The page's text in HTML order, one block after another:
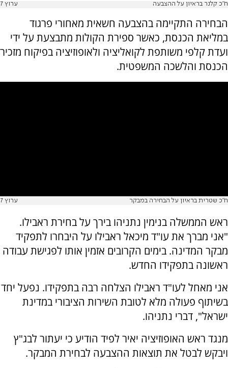
ח"כ קלנר בראיון על ההצבעה ערוץ 7
הבחירה התקיימה בהצבעה חשאית מאחורי פרגוד
במליאת הכנסת, כאשר ספירת הקולות מתבצעת על ידי
ועדת קלפי משותפת לקואליציה ולאופוזיציה בפיקוח מזכיר
הכנסת והלשכה המשפטית.
ח"כ שטרית בראיון על הבחירה במבקר ערוץ 7
ראש הממשלה בנימין נתניהו בירך על בחירת ראבילו.
"אני מברך את עו"ד מיכאל ראבילו על היבחרו לתפקיד
מבקר המדינה. בימים הקרובים אזמין אותו לפגישת עבודה
ראשונה בתפקידו החדש.
אני מאחל לעו"ד ראבילו הצלחה רבה בתפקידו. נפעל יחד
בשיתוף פעולה מלא לטובת השירות הציבורי במדינת
ישראל", דברי נתניהו.
מנגד ראש האופוזיציה יאיר לפיד הודיע כי יעתור לבג"ץ
ויבקש לבטל את תוצאות ההצבעה לבחירת המבקר.